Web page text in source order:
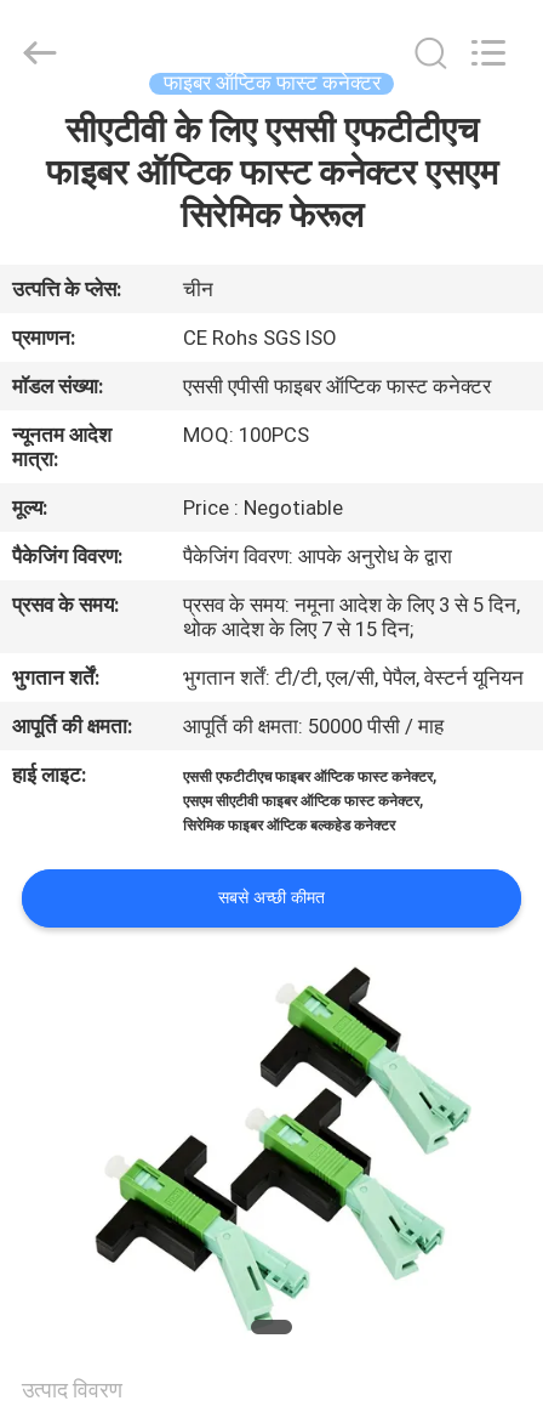
हमारे
बारे
में
कारखाना
भ्रमण
गुणवत्ता
नियंत्रण
संपर्क
करें
मामलों
आपूर्तिकर्ता.
Copyright
optics.com.
फाइबर ऑप्टिक फास्ट कनेक्टर
सीएटीवी के लिए एससी एफटीटीएच
फाइबर ऑप्टिक फास्ट कनेक्टर एसएम
सिरेमिक फेरूल
उत्पत्ति के प्लेस:
चीन
प्रमाणन:
CE Rohs SGS ISO
मॉडल संख्या:
एससी एपीसी फाइबर ऑप्टिक फास्ट कनेक्टर
न्यूनतम आदेश
मात्रा:
MOQ: 100PCS
मूल्य:
Price : Negotiable
पैकेजिंग विवरण:
पैकेजिंग विवरण: आपके अनुरोध के द्वारा
प्रसव के समय:
प्रसव के समय: नमूना आदेश के लिए 3 से 5 दिन,
थोक आदेश के लिए 7 से 15 दिन;
भुगतान शर्तें:
भुगतान शर्तें: टी/टी, एल/सी, पेपैल, वेस्टर्न यूनियन
आपूर्ति की क्षमता:
आपूर्ति की क्षमता: 50000 पीसी / माह
हाई लाइट:
एससी एफटीटीएच फाइबर ऑप्टिक फास्ट कनेक्टर,
एसएम सीएटीवी फाइबर ऑप्टिक फास्ट कनेक्टर,
सिरेमिक फाइबर ऑप्टिक बल्कहेड कनेक्टर
सबसे अच्छी कीमत
उत्पाद विवरण